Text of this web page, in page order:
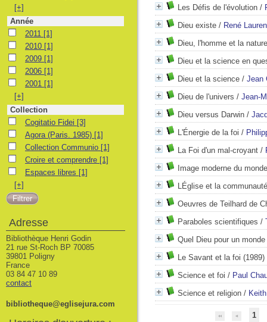
Les Défis de l'évolution /
Dieu existe / René
Dieu, l'homme et la nature
Dieu et la science en
Dieu et la science / Jean
Dieu de l'univers / Jean-
Dieu versus Darwin /
L'Énergie de la foi /
La Foi d'un mal-croyant /
Image moderne du
LÉglise et la
Oeuvres de Teilhard de
Paraboles scientifiques /
Quel Dieu pour un
Le Savant et la foi (1989)
Science et foi / Paul
Science et religion /
1
[+]
Année
2011 2011 [1]
2010 2010 [1]
2009 2009 [1]
2006 2006 [1]
2001 2001 [1]
[+]
Collection
Cogitatio Fidei
Cogitatio Fidei [3]
Agora (Paris. 1985)
Agora (Paris. 1985) [1]
Collection Communio
Collection Communio [1]
Croire et comprendre
Croire et comprendre [1]
Espaces libres
Espaces libres [1]
[+]
Adresse
Bibliothèque Henri Godin
21 rue St-Roch BP 70085
39801 Poligny
France
03 84 47 10 89
contact
bibliotheque@eglisejura.com